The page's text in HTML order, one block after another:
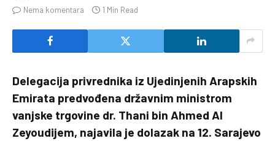
Nema komentara
1 Min Read
Delegacija privrednika iz Ujedinjenih Arapskih
Emirata predvođena državnim ministrom
vanjske trgovine dr. Thani bin Ahmed Al
Zeyoudijem, najavila je dolazak na 12. Sarajevo